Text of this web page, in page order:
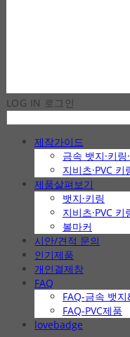
LOG IN 로그인
제작가이드
금속 뱃지·키링
지비츠·PVC 키
제품살펴보기
뱃지·키링
지비츠·PVC 키
볼마커
시안/견적 문의
인기제품
개인결제창
FAQ
FAQ-금속 뱃지
FAQ-PVC제품
lovebadge